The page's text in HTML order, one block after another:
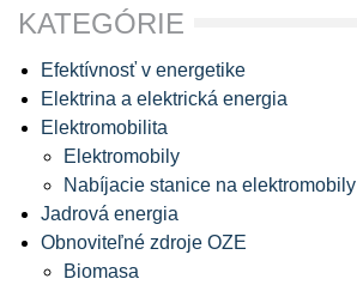
KATEGÓRIE
Efektívnosť v energetike
Elektrina a elektrická energia
Elektromobilita
Elektromobily
Nabíjacie stanice na elektromobily
Jadrová energia
Obnoviteľné zdroje OZE
Biomasa